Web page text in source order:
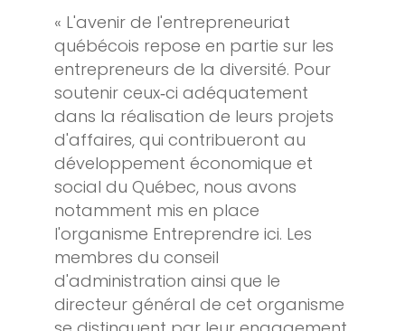
« L'avenir de l'entrepreneuriat
québécois repose en partie sur les
entrepreneurs de la diversité. Pour
soutenir ceux‑ci adéquatement
dans la réalisation de leurs projets
d'affaires, qui contribueront au
développement économique et
social du Québec, nous avons
notamment mis en place
l'organisme Entreprendre ici. Les
membres du conseil
d'administration ainsi que le
directeur général de cet organisme